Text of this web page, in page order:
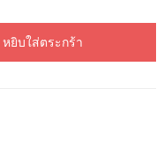
หยิบใส่ตระกร้า